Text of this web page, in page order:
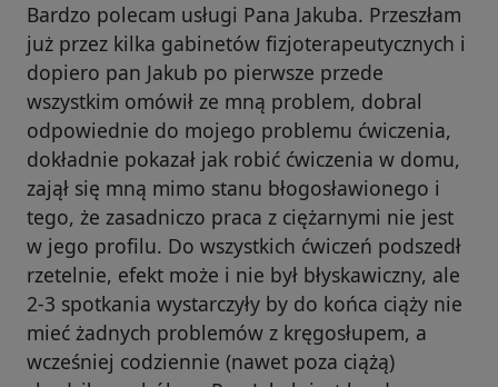
Bardzo polecam usługi Pana Jakuba. Przeszłam
już przez kilka gabinetów fizjoterapeutycznych i
dopiero pan Jakub po pierwsze przede
wszystkim omówił ze mną problem, dobral
odpowiednie do mojego problemu ćwiczenia,
dokładnie pokazał jak robić ćwiczenia w domu,
zajął się mną mimo stanu błogosławionego i
tego, że zasadniczo praca z ciężarnymi nie jest
w jego profilu. Do wszystkich ćwiczeń podszedł
rzetelnie, efekt może i nie był błyskawiczny, ale
2-3 spotkania wystarczyły by do końca ciąży nie
mieć żadnych problemów z kręgosłupem, a
wcześniej codziennie (nawet poza ciążą)